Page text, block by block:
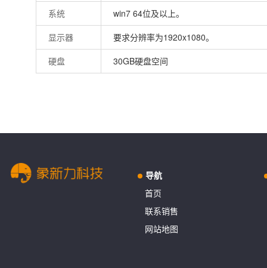
系统
win7 64位及以上。
显示器
要求分辨率为1920x1080。
硬盘
30GB硬盘空间
导航
首页
联系销售
网站地图